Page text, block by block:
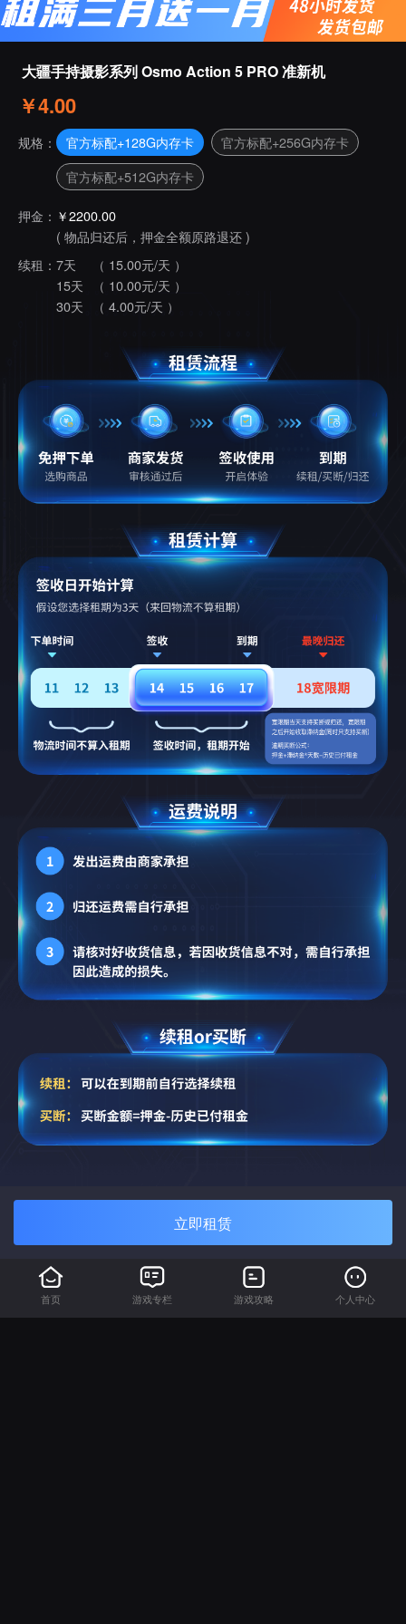
大疆手持摄影系列 Osmo Action 5 PRO 准新机
￥4.00
规格： 官方标配+128G内存卡
官方标配+256G内存卡
官方标配+512G内存卡
押金： ￥2200.00
( 物品归还后，押金全额原路退还 )
续租： 7天
（ 15.00元/天 ）
15天
（ 10.00元/天 ）
30天
（ 4.00元/天 ）
立即租赁
首页 游戏专栏 游戏攻略 个人中心